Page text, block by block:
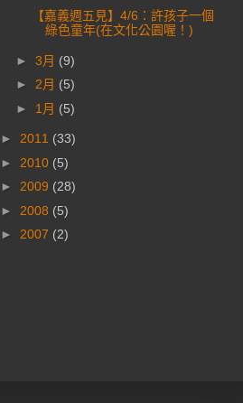
【嘉義週五見】4/6：許孩子一個
綠色童年(在文化公園喔！)
► 3月 (9)
► 2月 (5)
► 1月 (5)
► 2011 (33)
► 2010 (5)
► 2009 (28)
► 2008 (5)
► 2007 (2)